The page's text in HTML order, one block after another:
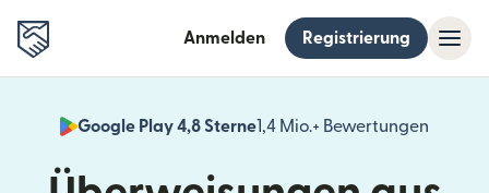
Anmelden Registrierung
Google Play 4,8 Sterne1,4 Mio.+ Bewertungen